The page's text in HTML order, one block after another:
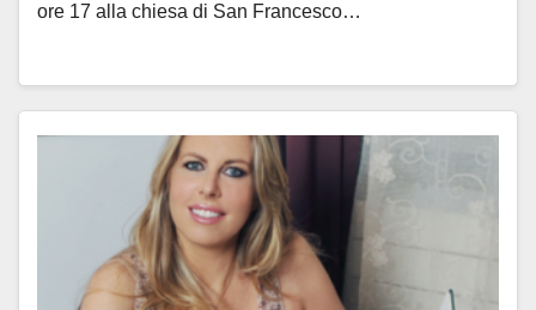
ore 17 alla chiesa di San Francesco…